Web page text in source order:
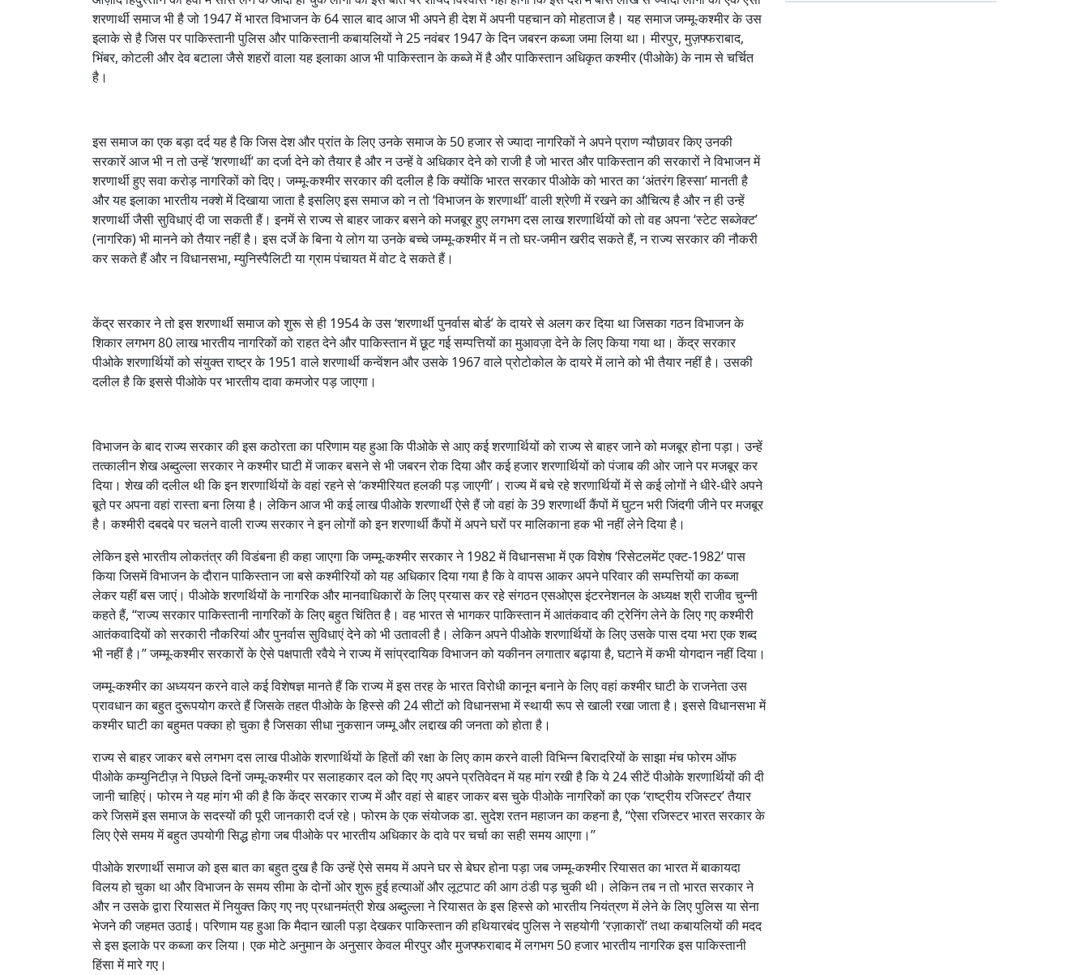
प
रा
या
हो
शरणार्थी समाज भी है जो 1947 में भारत विभाजन के 64 साल बाद आज भी अपने ही देश में अपनी पहचान को मोहताज है। यह समाज जम्मू-कश्मीर के उस
इलाके से है जिस पर पाकिस्तानी पुलिस और पाकिस्तानी कबायलियों ने 25 नवंबर 1947 के दिन जबरन कब्जा जमा लिया था। मीरपुर, मुज़फ्फराबाद,
भिंबर, कोटली और देव बटाला जैसे शहरों वाला यह इलाका आज भी पाकिस्तान के कब्जे में है और पाकिस्तान अधिकृत कश्मीर (पीओके) के नाम से चर्चित
है।
इस समाज का एक बड़ा दर्द यह है कि जिस देश और प्रांत के लिए उनके समाज के 50 हजार से ज्यादा नागरिकों ने अपने प्राण न्यौछावर किए उनकी
सरकारें आज भी न तो उन्हें ‘शरणार्थी’ का दर्जा देने को तैयार है और न उन्हें वे अधिकार देने को राजी है जो भारत और पाकिस्तान की सरकारों ने विभाजन में
शरणार्थी हुए सवा करोड़ नागरिकों को दिए। जम्मू-कश्मीर सरकार की दलील है कि क्योंकि भारत सरकार पीओके को भारत का ‘अंतरंग हिस्सा’ मानती है
और यह इलाका भारतीय नक्शे में दिखाया जाता है इसलिए इस समाज को न तो ‘विभाजन के शरणार्थी’ वाली श्रेणी में रखने का औचित्य है और न ही उन्हें
शरणार्थी जैसी सुविधाएं दी जा सकती हैं। इनमें से राज्य से बाहर जाकर बसने को मजबूर हुए लगभग दस लाख शरणार्थियों को तो वह अपना ‘स्टेट सब्जेक्ट’
(नागरिक) भी मानने को तैयार नहीं है। इस दर्जे के बिना ये लोग या उनके बच्चे जम्मू-कश्मीर में न तो घर-जमीन खरीद सकते हैं, न राज्य सरकार की नौकरी
कर सकते हैं और न विधानसभा, म्युनिस्पैलिटी या ग्राम पंचायत में वोट दे सकते हैं।
केंद्र सरकार ने तो इस शरणार्थी समाज को शुरू से ही 1954 के उस ‘शरणार्थी पुनर्वास बोर्ड’ के दायरे से अलग कर दिया था जिसका गठन विभाजन के
शिकार लगभग 80 लाख भारतीय नागरिकों को राहत देने और पाकिस्तान में छूट गई सम्पत्तियों का मुआवज़ा देने के लिए किया गया था। केंद्र सरकार
पीओके शरणार्थियों को संयुक्त राष्ट्र के 1951 वाले शरणार्थी कन्वेंशन और उसके 1967 वाले प्रोटोकोल के दायरे में लाने को भी तैयार नहीं है। उसकी
दलील है कि इससे पीओके पर भारतीय दावा कमजोर पड़ जाएगा।
विभाजन के बाद राज्य सरकार की इस कठोरता का परिणाम यह हुआ कि पीओके से आए कई शरणार्थियों को राज्य से बाहर जाने को मजबूर होना पड़ा। उन्हें
तत्कालीन शेख अब्दुल्ला सरकार ने कश्मीर घाटी में जाकर बसने से भी जबरन रोक दिया और कई हजार शरणार्थियों को पंजाब की ओर जाने पर मजबूर कर
दिया। शेख की दलील थी कि इन शरणार्थियों के वहां रहने से ‘कश्मीरियत हलकी पड़ जाएगी’। राज्य में बचे रहे शरणार्थियों में से कई लोगों ने धीरे-धीरे अपने
बूते पर अपना वहां रास्ता बना लिया है। लेकिन आज भी कई लाख पीओके शरणार्थी ऐसे हैं जो वहां के 39 शरणार्थी कैंपों में घुटन भरी जिंदगी जीने पर मजबूर
है। कश्मीरी दबदबे पर चलने वाली राज्य सरकार ने इन लोगों को इन शरणार्थी कैंपों में अपने घरों पर मालिकाना हक भी नहीं लेने दिया है।
लेकिन इसे भारतीय लोकतंत्र की विडंबना ही कहा जाएगा कि जम्मू-कश्मीर सरकार ने 1982 में विधानसभा में एक विशेष ‘रिसेटलमेंट एक्ट-1982’ पास
किया जिसमें विभाजन के दौरान पाकिस्तान जा बसे कश्मीरियों को यह अधिकार दिया गया है कि वे वापस आकर अपने परिवार की सम्पत्तियों का कब्जा
लेकर यहीं बस जाएं। पीओके शरणर्थियों के नागरिक और मानवाधिकारों के लिए प्रयास कर रहे संगठन एसओएस इंटरनेशनल के अध्यक्ष श्री राजीव चुन्नी
कहते हैं, ‘‘राज्य सरकार पाकिस्तानी नागरिकों के लिए बहुत चिंतित है। वह भारत से भागकर पाकिस्तान में आतंकवाद की ट्रेनिंग लेने के लिए गए कश्मीरी
आतंकवादियों को सरकारी नौकरियां और पुनर्वास सुविधाएं देने को भी उतावली है। लेकिन अपने पीओके शरणार्थियों के लिए उसके पास दया भरा एक शब्द
भी नहीं है।’’ जम्मू-कश्मीर सरकारों के ऐसे पक्षपाती रवैये ने राज्य में सांप्रदायिक विभाजन को यकीनन लगातार बढ़ाया है, घटाने में कभी योगदान नहीं दिया।
जम्मू-कश्मीर का अध्ययन करने वाले कई विशेषज्ञ मानते हैं कि राज्य में इस तरह के भारत विरोधी कानून बनाने के लिए वहां कश्मीर घाटी के राजनेता उस
प्रावधान का बहुत दुरूपयोग करते हैं जिसके तहत पीओके के हिस्से की 24 सीटों को विधानसभा में स्थायी रूप से खाली रखा जाता है। इससे विधानसभा में
कश्मीर घाटी का बहुमत पक्का हो चुका है जिसका सीधा नुकसान जम्मू और लद्दाख की जनता को होता है।
राज्य से बाहर जाकर बसे लगभग दस लाख पीओके शरणार्थियों के हितों की रक्षा के लिए काम करने वाली विभिन्न बिरादरियों के साझा मंच फोरम ऑफ
पीओके कम्युनिटीज़ ने पिछले दिनों जम्मू-कश्मीर पर सलाहकार दल को दिए गए अपने प्रतिवेदन में यह मांग रखी है कि ये 24 सीटें पीओके शरणार्थियों की दी
जानी चाहिएं। फोरम ने यह मांग भी की है कि केंद्र सरकार राज्य में और वहां से बाहर जाकर बस चुके पीओके नागरिकों का एक ‘राष्ट्रीय रजिस्टर’ तैयार
करे जिसमें इस समाज के सदस्यों की पूरी जानकारी दर्ज रहे। फोरम के एक संयोजक डा. सुदेश रतन महाजन का कहना है, ‘‘ऐसा रजिस्टर भारत सरकार के
लिए ऐसे समय में बहुत उपयोगी सिद्ध होगा जब पीओके पर भारतीय अधिकार के दावे पर चर्चा का सही समय आएगा।’’
पीओके शरणार्थी समाज को इस बात का बहुत दुख है कि उन्हें ऐसे समय में अपने घर से बेघर होना पड़ा जब जम्मू-कश्मीर रियासत का भारत में बाकायदा
विलय हो चुका था और विभाजन के समय सीमा के दोनों ओर शुरू हुई हत्याओं और लूटपाट की आग ठंडी पड़ चुकी थी। लेकिन तब न तो भारत सरकार ने
और न उसके द्वारा रियासत में नियुक्त किए गए नए प्रधानमंत्री शेख अब्दुल्ला ने रियासत के इस हिस्से को भारतीय नियंत्रण में लेने के लिए पुलिस या सेना
भेजने की जहमत उठाई। परिणाम यह हुआ कि मैदान खाली पड़ा देखकर पाकिस्तान की हथियारबंद पुलिस ने सहयोगी ‘रज़ाकारों’ तथा कबायलियों की मदद
से इस इलाके पर कब्जा कर लिया। एक मोटे अनुमान के अनुसार केवल मीरपुर और मुजफ्फराबाद में लगभग 50 हजार भारतीय नागरिक इस पाकिस्तानी
हिंसा में मारे गए।